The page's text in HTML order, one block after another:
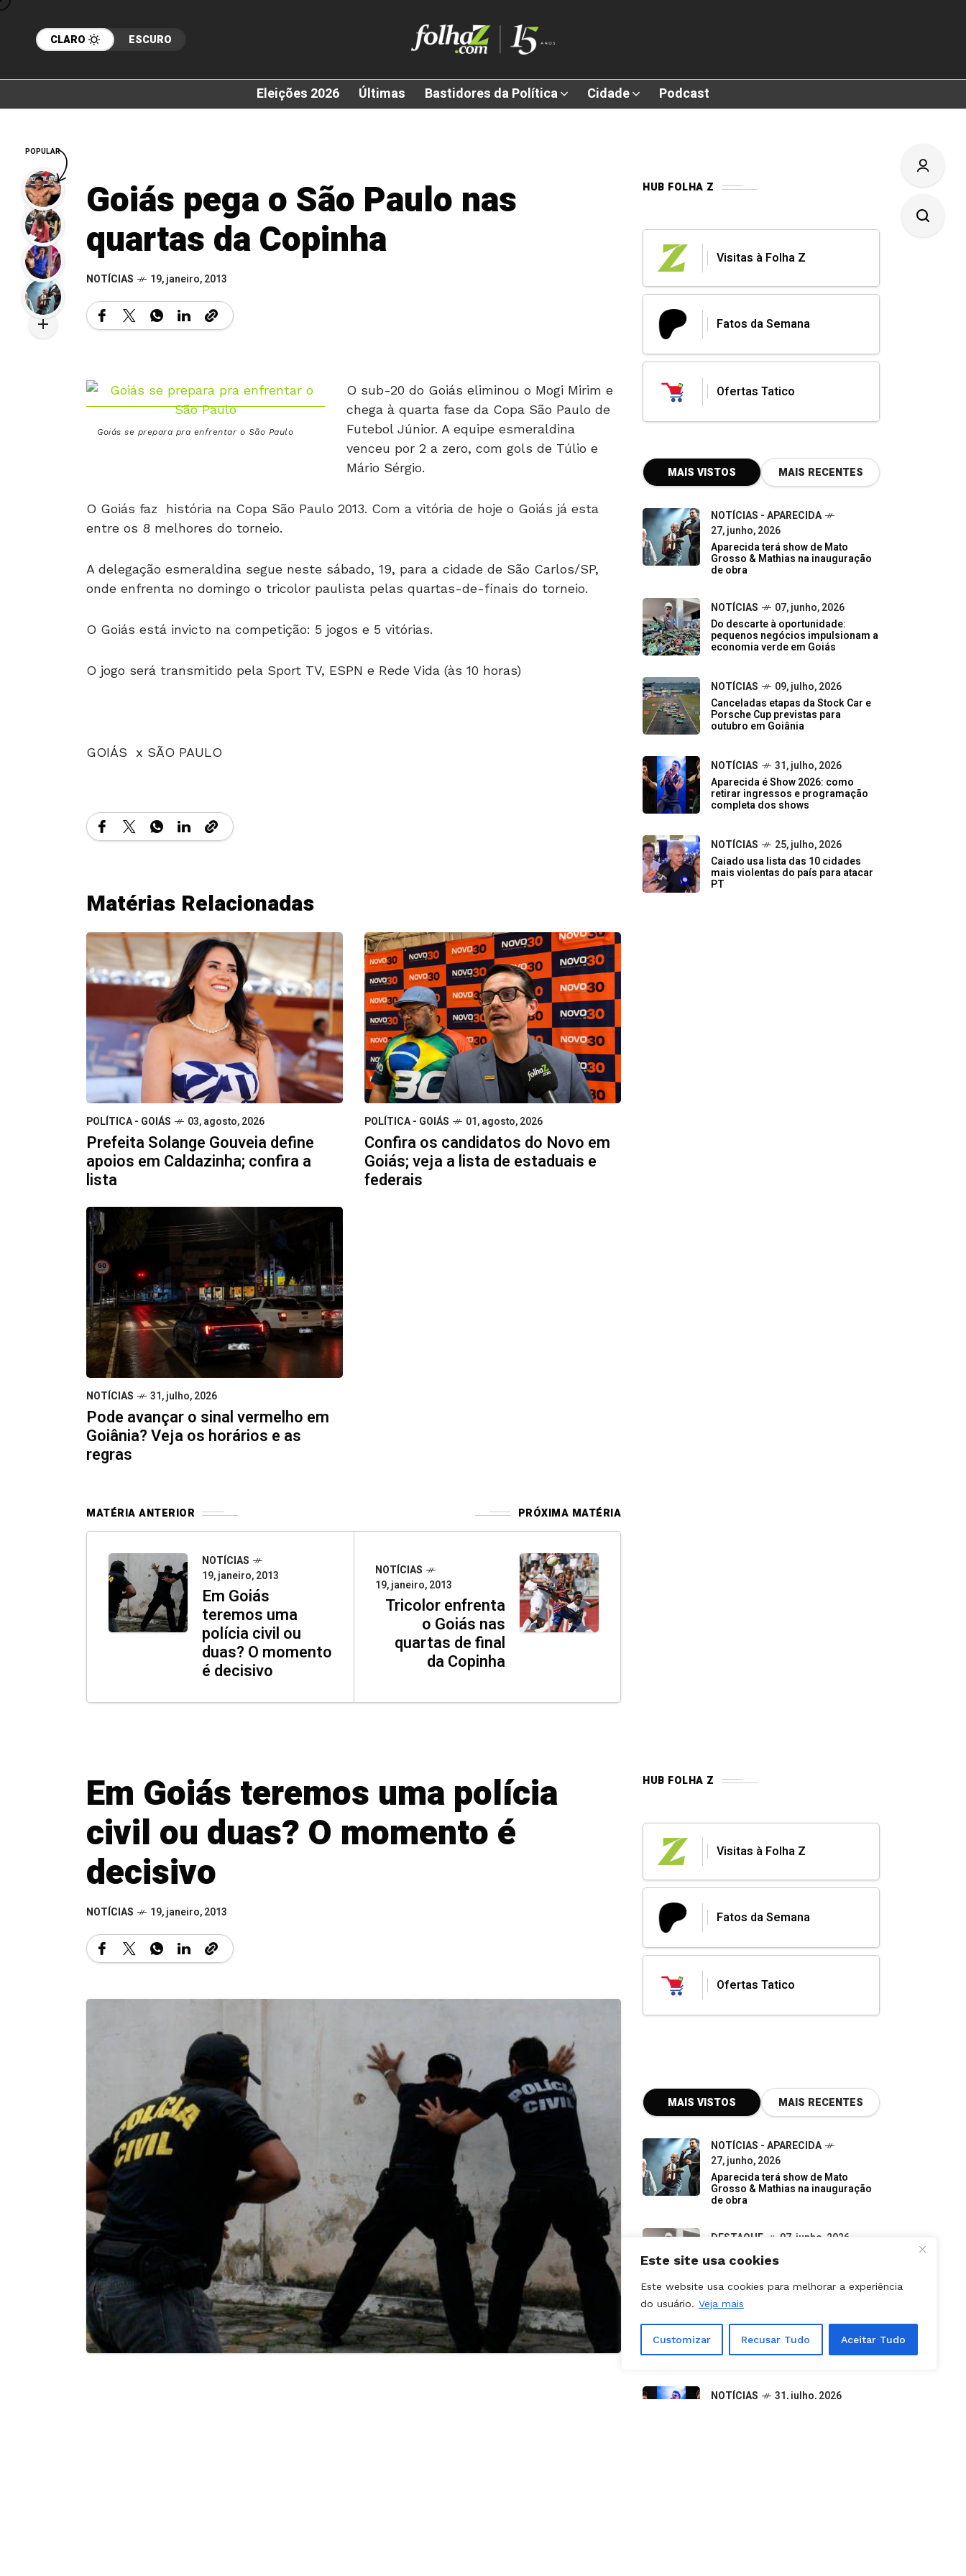
Este site usa cookies
Este website usa cookies para melhorar a experiência
do usuário. Veja mais
Customizar Recusar Tudo Aceitar Tudo
CLARO ESCURO
Eleições 2026 Últimas Bastidores da Política Cidade Podcast
Goiás pega o São Paulo nas
quartas da Copinha
NOTÍCIAS 19, janeiro, 2013
Goiás se prepara pra enfrentar o São Paulo
O sub-20 do Goiás eliminou o Mogi Mirim e
chega à quarta fase da Copa São Paulo de
Futebol Júnior. A equipe esmeraldina
venceu por 2 a zero, com gols de Túlio e
Mário Sérgio.
O Goiás faz história na Copa São Paulo 2013. Com a vitória de hoje o Goiás já esta
entre os 8 melhores do torneio.
A delegação esmeraldina segue neste sábado, 19, para a cidade de São Carlos/SP,
onde enfrenta no domingo o tricolor paulista pelas quartas-de-finais do torneio.
O Goiás está invicto na competição: 5 jogos e 5 vitórias.
O jogo será transmitido pela Sport TV, ESPN e Rede Vida (às 10 horas)
GOIÁS x SÃO PAULO
Matérias Relacionadas
POLÍTICA - GOIÁS 03, agosto, 2026
Prefeita Solange Gouveia define
apoios em Caldazinha; confira a
lista
POLÍTICA - GOIÁS 01, agosto, 2026
Confira os candidatos do Novo em
Goiás; veja a lista de estaduais e
federais
NOTÍCIAS 31, julho, 2026
Pode avançar o sinal vermelho em
Goiânia? Veja os horários e as
regras
MATÉRIA ANTERIOR PRÓXIMA MATÉRIA
NOTÍCIAS
19, janeiro, 2013
Em Goiás
teremos uma
polícia civil ou
duas? O momento
é decisivo
NOTÍCIAS
19, janeiro, 2013
Tricolor enfrenta
o Goiás nas
quartas de final
da Copinha
HUB FOLHA Z
Visitas à Folha Z
Fatos da Semana
Ofertas Tatico
MAIS VISTOS MAIS RECENTES
NOTÍCIAS - APARECIDA
27, junho, 2026
Aparecida terá show de Mato
Grosso & Mathias na inauguração
de obra
NOTÍCIAS
07, junho, 2026
Do descarte à oportunidade:
pequenos negócios impulsionam a
economia verde em Goiás
NOTÍCIAS
09, julho, 2026
Canceladas etapas da Stock Car e
Porsche Cup previstas para
outubro em Goiânia
NOTÍCIAS
31, julho, 2026
Aparecida é Show 2026: como
retirar ingressos e programação
completa dos shows
NOTÍCIAS
25, julho, 2026
Caiado usa lista das 10 cidades
mais violentas do país para atacar
PT
Em Goiás teremos uma polícia
civil ou duas? O momento é
decisivo
NOTÍCIAS 19, janeiro, 2013
HUB FOLHA Z
Visitas à Folha Z
Fatos da Semana
Ofertas Tatico
NOTÍCIAS - APARECIDA
Aparecida terá show de Mato
Grosso & Mathias na inauguração
de obra
DESTAQUE
economia verde em Goiás
NOTÍCIAS
09, julho, 2026
Canceladas etapas da Stock Car e
Porsche Cup previstas para
NOTÍCIAS
31, julho, 2026
retirar ingressos e programação
completa dos shows
POPULAR